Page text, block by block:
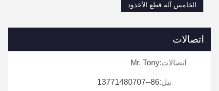
الخامس آلة قطع الأخدود
اتصالات
اتصالات:Mr. Tony
تيل:86--13771480707